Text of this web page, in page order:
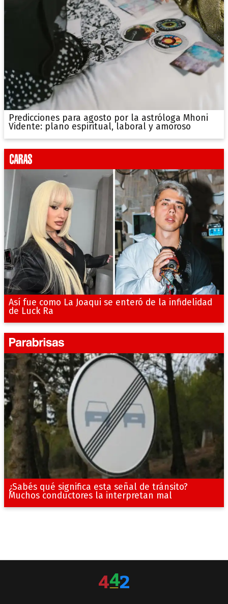
Predicciones para agosto por la astróloga Mhoni
Vidente: plano espiritual, laboral y amoroso
Así fue como La Joaqui se enteró de la infidelidad
de Luck Ra
¿Sabés qué significa esta señal de tránsito?
Muchos conductores la interpretan mal